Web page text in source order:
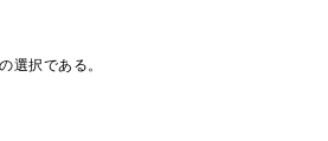
選択である。